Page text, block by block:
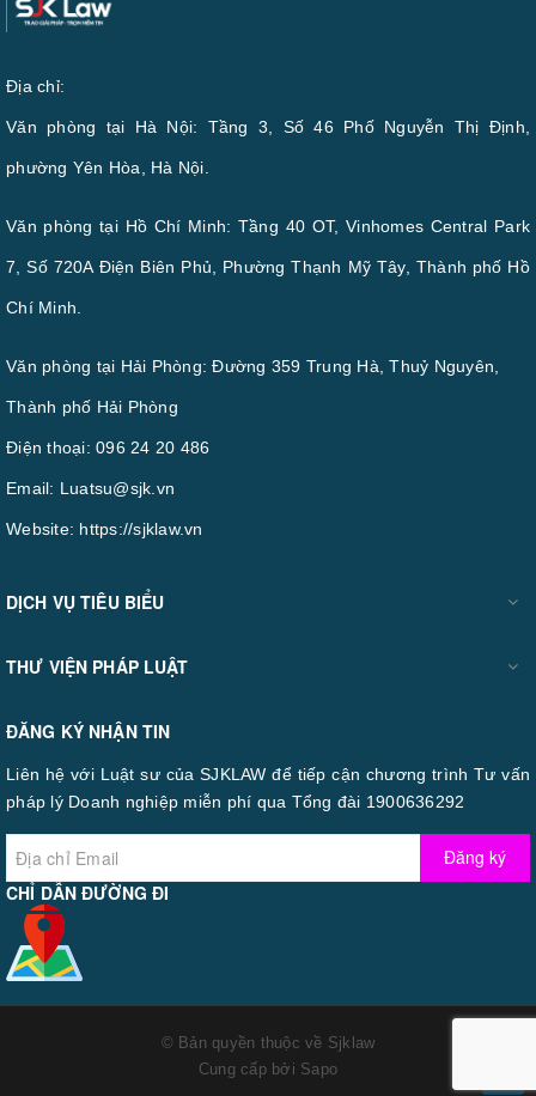
Địa chỉ:
Văn phòng tại Hà Nội: Tầng 3, Số 46 Phố Nguyễn Thị Định,
phường Yên Hòa, Hà Nội.
Văn phòng tại Hồ Chí Minh: Tầng 40 OT, Vinhomes Central Park
7, Số 720A Điện Biên Phủ, Phường Thạnh Mỹ Tây, Thành phố Hồ
Chí Minh.
Văn phòng tại Hải Phòng: Đường 359 Trung Hà, Thuỷ Nguyên,
Thành phố Hải Phòng
Điện thoại: 096 24 20 486
Email: Luatsu@sjk.vn
Website: https://sjklaw.vn
DỊCH VỤ TIÊU BIỂU
THƯ VIỆN PHÁP LUẬT
ĐĂNG KÝ NHẬN TIN
Liên hệ với Luật sư của SJKLAW để tiếp cận chương trình Tư vấn
pháp lý Doanh nghiệp miễn phí qua Tổng đài 1900636292
Đăng ký
CHỈ DẪN ĐƯỜNG ĐI
© Bản quyền thuộc về Sjklaw
Cung cấp bởi Sapo